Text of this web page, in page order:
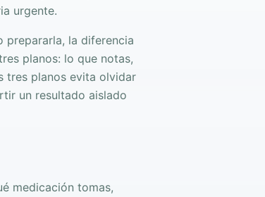
urgente.
prepararla, la diferencia
planos: lo que notas,
tres planos evita olvidar
un resultado aislado
medicación tomas,